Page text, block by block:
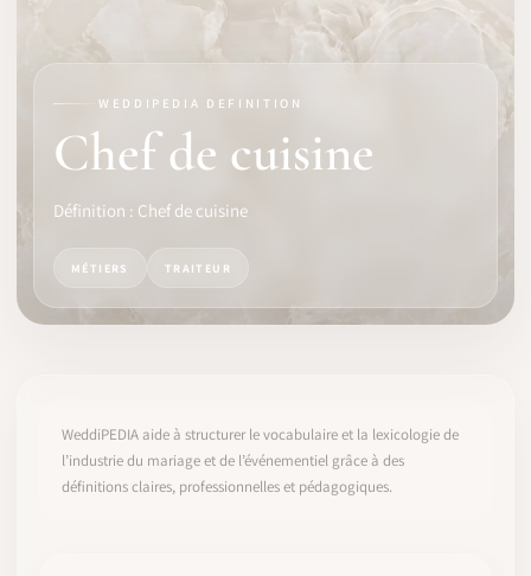
LOGICIEL
IDENTITÉ PRO
COMMENCER
WEDDIPEDIA DEFINITION
Chef de cuisine
Définition : Chef de cuisine
MÉTIERS TRAITEUR
WeddiPEDIA aide à structurer le vocabulaire et la lexicologie de
l’industrie du mariage et de l’événementiel grâce à des
définitions claires, professionnelles et pédagogiques.